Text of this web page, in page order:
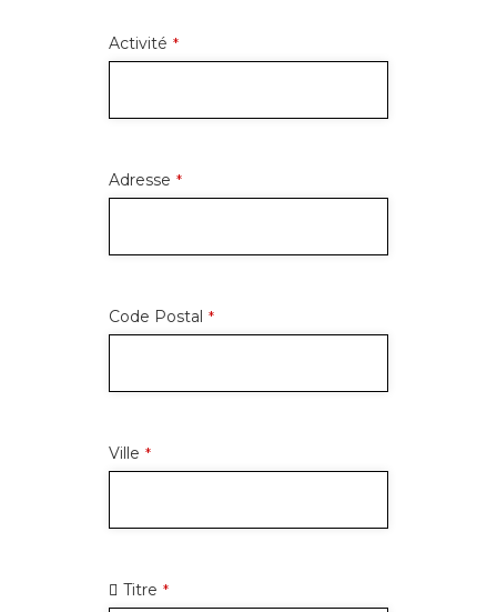
Activité *
Adresse *
Code Postal *
Ville *
Titre *